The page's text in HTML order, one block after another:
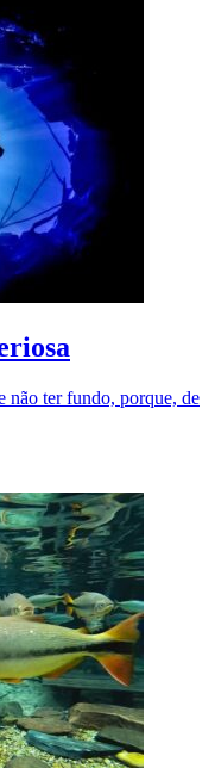
não ter fundo, porque, de